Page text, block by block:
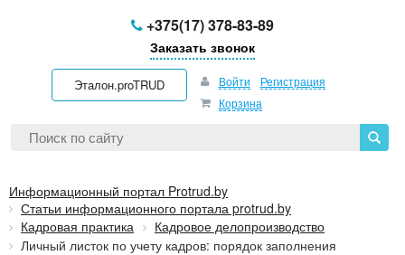
+375(17) 378-83-89
Заказать звонок
Эталон.proTRUD Войти
Регистрация
Корзина
Информационный портал Protrud.by
Статьи информационного портала protrud.by
Кадровая практика
Кадровое делопроизводство
Личный листок по учету кадров: порядок заполнения